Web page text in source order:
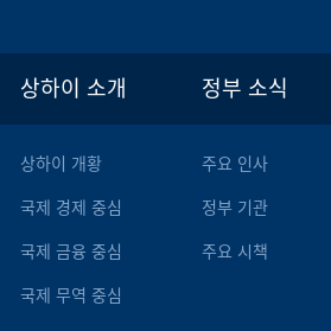
상하이 소개
상하이 개황
국제 경제 중심
국제 금융 중심
국제 무역 중심
정부 소식
주요 인사
정부 기관
주요 시책